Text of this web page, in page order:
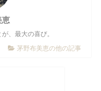
恵
、最大の喜び。
茅野布美恵の他の記事